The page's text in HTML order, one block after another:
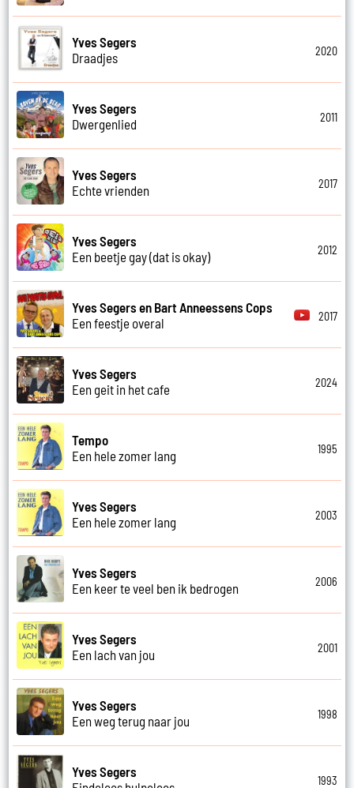
Yves Segers
Draadjes
2020
Yves Segers
Dwergenlied
2011
Yves Segers
Echte vrienden
2017
Yves Segers
Een beetje gay (dat is okay)
2012
Yves Segers en Bart Anneessens Cops
Een feestje overal
2017
Yves Segers
Een geit in het cafe
2024
Tempo
Een hele zomer lang
1995
Yves Segers
Een hele zomer lang
2003
Yves Segers
Een keer te veel ben ik bedrogen
2006
Yves Segers
Een lach van jou
2001
Yves Segers
Een weg terug naar jou
1998
Yves Segers
1993